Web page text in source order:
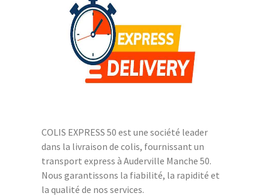
COLIS EXPRESS 50 est une société leader
dans la livraison de colis, fournissant un
transport express à Auderville Manche 50.
Nous garantissons la fiabilité, la rapidité et
la qualité de nos services.